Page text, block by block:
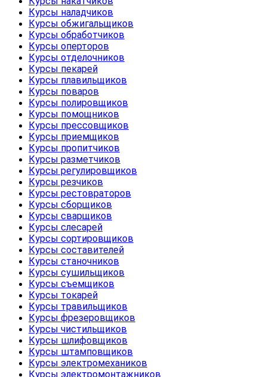
Курсы наладчиков
Курсы обжигальщиков
Курсы обработчиков
Курсы оперторов
Курсы отделочников
Курсы пекарей
Курсы плавильщиков
Курсы поваров
Курсы полировщиков
Курсы помощников
Курсы прессовщиков
Курсы приемщиков
Курсы пропитчиков
Курсы разметчиков
Курсы регулировщиков
Курсы резчиков
Курсы рестовраторов
Курсы сборщиков
Курсы сварщиков
Курсы слесарей
Курсы сортировщиков
Курсы составителей
Курсы станочников
Курсы сушильщиков
Курсы съемщиков
Курсы токарей
Курсы травильщиков
Курсы фрезеровщиков
Курсы чистильщиков
Курсы шлифовщиков
Курсы штамповщиков
Курсы электромехаников
Курсы электромонтажников